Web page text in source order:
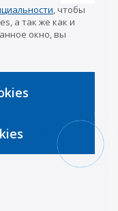
info@a-pricep.ru
, чтобы
а так же как и
окно, вы